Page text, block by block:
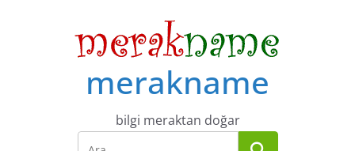
merakname
bilgi meraktan doğar